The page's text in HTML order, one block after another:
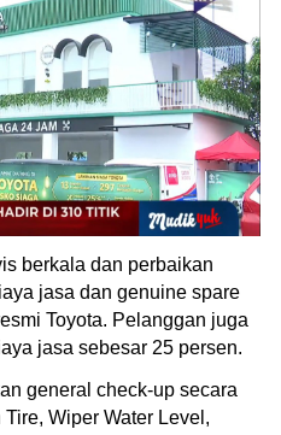
berkala dan perbaikan
jasa dan genuine spare
Toyota. Pelanggan juga
jasa sebesar 25 persen.
general check-up secara
Wiper Water Level,